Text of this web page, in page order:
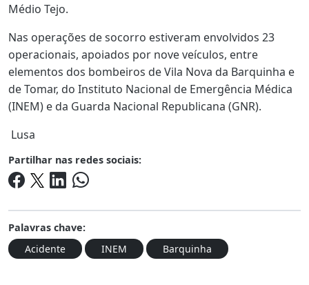
Médio Tejo.
Nas operações de socorro estiveram envolvidos 23
operacionais, apoiados por nove veículos, entre
elementos dos bombeiros de Vila Nova da Barquinha e
de Tomar, do Instituto Nacional de Emergência Médica
(INEM) e da Guarda Nacional Republicana (GNR).
Lusa
Partilhar nas redes sociais:
Palavras chave:
Acidente
INEM Barquinha